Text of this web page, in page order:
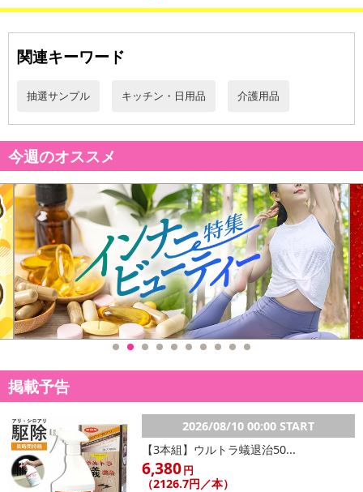
関連キーワード
抽選サンプル キッチン・日用品 介護用品
今週のオススメ
掲載予告
2026/08/10 00:00 START
【3本組】ウルトラ蟻退治50...
6,380円
（2126.7円／本）